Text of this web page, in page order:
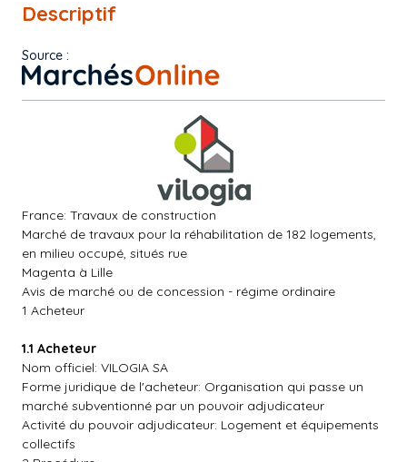
Descriptif
Source :
France: Travaux de construction
Marché de travaux pour la réhabilitation de 182 logements,
en milieu occupé, situés rue
Magenta à Lille
Avis de marché ou de concession - régime ordinaire
1 Acheteur
1.1 Acheteur
Nom officiel: VILOGIA SA
Forme juridique de l'acheteur: Organisation qui passe un
marché subventionné par un pouvoir adjudicateur
Activité du pouvoir adjudicateur: Logement et équipements
collectifs